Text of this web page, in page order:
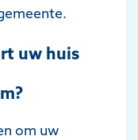
uw huis
om uw